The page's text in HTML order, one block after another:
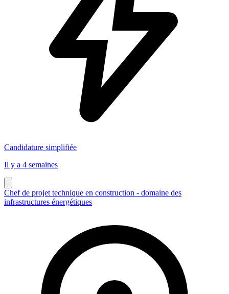
Candidature simplifiée
Il y a 4 semaines
Chef de projet technique en construction - domaine des
infrastructures énergétiques